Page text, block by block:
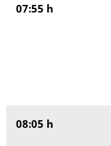
07:55 h
08:05 h